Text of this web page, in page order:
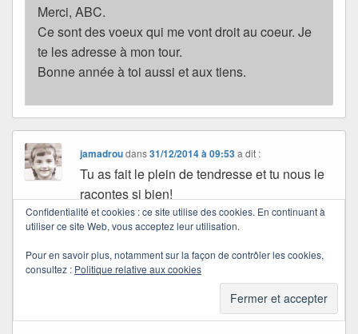
Merci, ABC.
Ce sont des voeux qui me vont droit au coeur. Je
te les adresse à mon tour.
Bonne année à toi aussi et aux tiens.
jamadroudans31/12/2014 à 09:53 a dit :
Tu as fait le plein de tendresse et tu nous le
racontes si bien!
alors 2015 te verra tricoter la laine tricoter
les mots avec toute l’attention que tu as en
magasin; fil de soie, fil de vie, fil d’amour,
rubans dorés bien déroulés.
Mes meilleurs voeux Quichottine pour cette
nouvelle année qui pointe son nez.
Confidentialité et cookies : ce site utilise des cookies. En continuant à
utiliser ce site Web, vous acceptez leur utilisation.
Pour en savoir plus, notamment sur la façon de contrôler les cookies,
consultez : Politique relative aux cookies